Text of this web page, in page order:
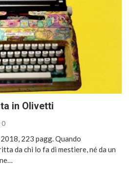
in Olivetti
0
223 pagg. Quando
da chi lo fa di mestiere, né da un